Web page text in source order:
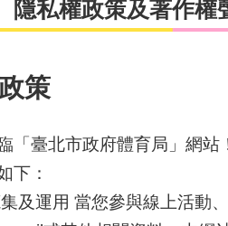
隱私權政策及著作權
策
「臺北市政府體育局」網
下：
及運用 當您參與線上活動